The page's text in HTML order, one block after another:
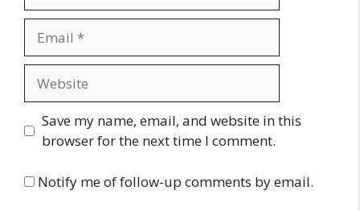
Save my name, email, and website in this
browser for the next time I comment.
Notify me of follow-up comments by email.